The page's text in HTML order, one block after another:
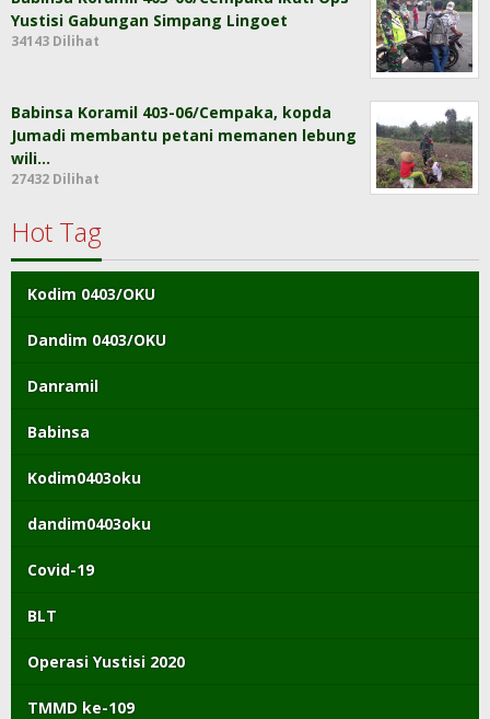
Yustisi Gabungan Simpang Lingoet
34143 Dilihat
Babinsa Koramil 403-06/Cempaka, kopda
Jumadi membantu petani memanen lebung
wili…
27432 Dilihat
Hot Tag
Kodim 0403/OKU
Dandim 0403/OKU
Danramil
Babinsa
Kodim0403oku
dandim0403oku
Covid-19
BLT
Operasi Yustisi 2020
TMMD ke-109